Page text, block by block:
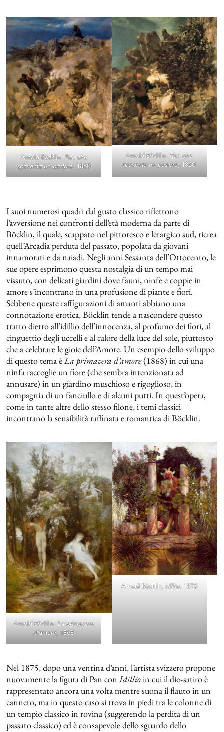
Arnold Böcklin,Pan che
spaventa un pastore, 1860
Arnold Böcklin,Pan che
spaventa un pastore, 1860
I suoi numerosi quadri dal gusto classico riflettono
l’avversione nei confronti dell’età moderna da parte di
Böcklin, il quale, scappato nel pittoresco e letargico sud, ricrea
quell’Arcadia perduta del passato, popolata da giovani
innamorati e da naiadi. Negli anni Sessanta dell’Ottocento, le
sue opere esprimono questa nostalgia di un tempo mai
vissuto, con delicati giardini dove fauni, ninfe e coppie in
amore s’incontrano in una profusione di piante e fiori.
Sebbene queste raffigurazioni di amanti abbiano una
connotazione erotica, Böcklin tende a nascondere questo
tratto dietro all’idillio dell’innocenza, al profumo dei fiori, al
cinguettio degli uccelli e al calore della luce del sole, piuttosto
che a celebrare le gioie dell’Amore. Un esempio dello sviluppo
di questo tema èLa primavera d’amore(1868) in cui una
ninfa raccoglie un fiore (che sembra intenzionata ad
annusare) in un giardino muschioso e rigoglioso, in
compagnia di un fanciullo e di alcuni putti. In quest’opera,
come in tante altre dello stesso filone, i temi classici
incontrano la sensibilità raffinata e romantica di Böcklin.
Arnold Böcklin,La primavera
d’amore, 1868
Arnold Böcklin, Idillio, 1875
Nel 1875, dopo una ventina d’anni, l’artista svizzero propone
nuovamente la figura di Pan conIdillioin cui il dio-satiro è
rappresentato ancora una volta mentre suona il flauto in un
canneto, ma in questo caso si trova in piedi tra le colonne di
un tempio classico in rovina (suggerendo la perdita di un
passato classico) ed è consapevole dello sguardo dello